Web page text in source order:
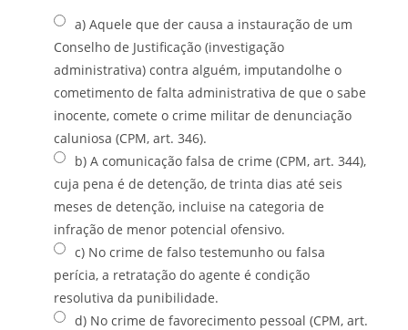
a) Aquele que der causa a instauração de um
Conselho de Justificação (investigação
administrativa) contra alguém, imputandolhe o
cometimento de falta administrativa de que o sabe
inocente, comete o crime militar de denunciação
caluniosa (CPM, art. 346).
b) A comunicação falsa de crime (CPM, art. 344),
cuja pena é de detenção, de trinta dias até seis
meses de detenção, incluise na categoria de
infração de menor potencial ofensivo.
c) No crime de falso testemunho ou falsa
perícia, a retratação do agente é condição
resolutiva da punibilidade.
d) No crime de favorecimento pessoal (CPM, art.